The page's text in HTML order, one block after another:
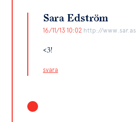
Sara Edström
16/11/13 10:02 http://www.sar.as
<3!
svara